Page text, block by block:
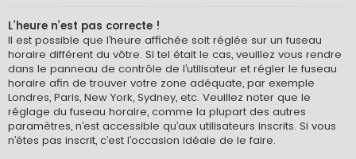
L’heure n’est pas correcte !
Il est possible que l’heure affichée soit réglée sur un fuseau
horaire différent du vôtre. Si tel était le cas, veuillez vous rendre
dans le panneau de contrôle de l’utilisateur et régler le fuseau
horaire afin de trouver votre zone adéquate, par exemple
Londres, Paris, New York, Sydney, etc. Veuillez noter que le
réglage du fuseau horaire, comme la plupart des autres
paramètres, n’est accessible qu’aux utilisateurs inscrits. Si vous
n’êtes pas inscrit, c’est l’occasion idéale de le faire.